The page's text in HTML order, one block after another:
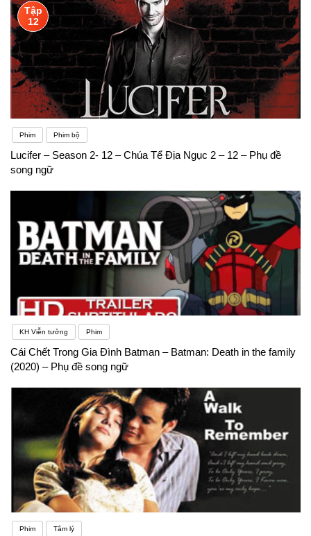
Tập
12
Phim Phim bộ
Lucifer – Season 2- 12 – Chúa Tể Địa Ngục 2 – 12 – Phụ đề
song ngữ
KH Viễn tưởng Phim
Cái Chết Trong Gia Đình Batman – Batman: Death in the family
(2020) – Phụ đề song ngữ
Phim Tâm lý